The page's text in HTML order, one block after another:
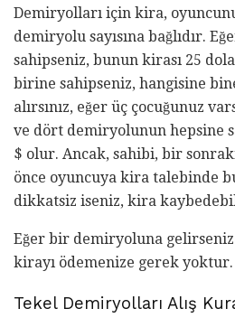
Demiryolları için kira,
demiryolu sayısına bağlıdır.
sahipseniz, bunun kirası 25
birine sahipseniz, hangisine
alırsınız, eğer üç çocuğunuz
ve dört demiryolunun hepsine
$ olur. Ancak, sahibi, bir
önce oyuncuya kira talebinde
dikkatsiz iseniz, kira
Eğer bir demiryoluna gelirseniz
kirayı ödemenize gerek yoktur.
Tekel Demiryolları Alış